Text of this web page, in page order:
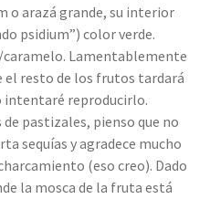
o arazá grande, su interior
psidium”) color verde.
caramelo. Lamentablemente
el resto de los frutos tardará
intentaré reproducirlo.
de pastizales, pienso que no
sequías y agradece mucho
(eso creo). Dado
la mosca de la fruta está